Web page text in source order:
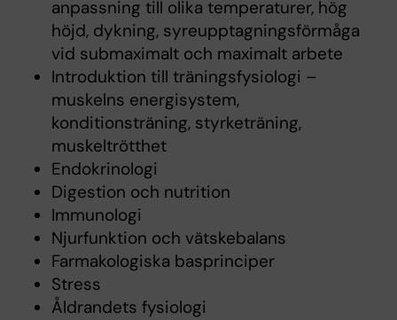
anpassning till olika temperaturer, hög
höjd, dykning, syreupptagningsförmåga
vid submaximalt och maximalt arbete
Introduktion till träningsfysiologi –
muskelns energisystem,
konditionsträning, styrketräning,
muskeltrötthet
Endokrinologi
Digestion och nutrition
Immunologi
Njurfunktion och vätskebalans
Farmakologiska basprinciper
Stress
Åldrandets fysiologi